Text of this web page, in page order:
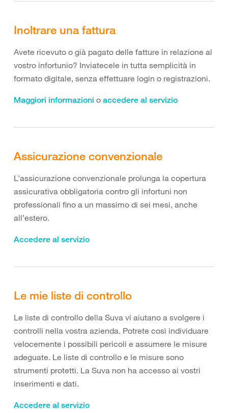
Inoltrare una fattura
Avete ricevuto o già pagato delle fatture in relazione al
vostro infortunio? Inviatecele in tutta semplicità in
formato digitale, senza effettuare login o registrazioni.
Maggiori informazioni o accedere al servizio
Assicurazione convenzionale
L’assicurazione convenzionale prolunga la copertura
assicurativa obbligatoria contro gli infortuni non
professionali fino a un massimo di sei mesi, anche
all’estero.
Accedere al servizio
Le mie liste di controllo
Le liste di controllo della Suva vi aiutano a svolgere i
controlli nella vostra azienda. Potrete così individuare
velocemente i possibili pericoli e assumere le misure
adeguate. Le liste di controllo e le misure sono
strumenti protetti. La Suva non ha accesso ai vostri
inserimenti e dati.
Accedere al servizio